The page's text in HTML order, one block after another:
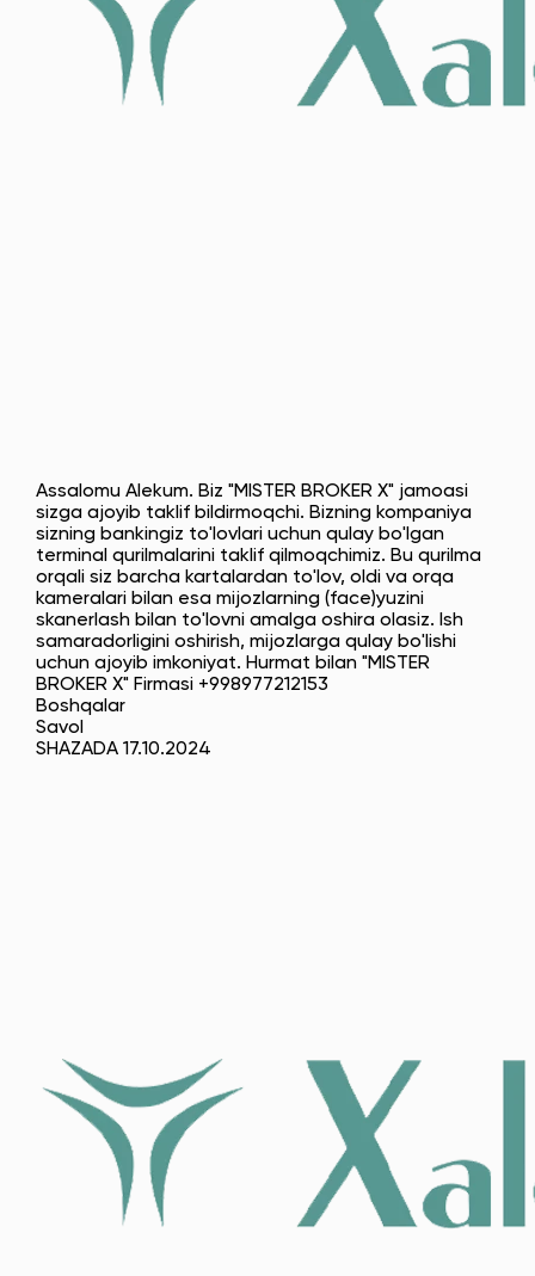
Assalomu Alekum. Biz "MISTER BROKER X" jamoasi
sizga ajoyib taklif bildirmoqchi. Bizning kompaniya
sizning bankingiz to'lovlari uchun qulay bo'lgan
terminal qurilmalarini taklif qilmoqchimiz. Bu qurilma
orqali siz barcha kartalardan to'lov, oldi va orqa
kameralari bilan esa mijozlarning (face)yuzini
skanerlash bilan to'lovni amalga oshira olasiz. Ish
samaradorligini oshirish, mijozlarga qulay bo'lishi
uchun ajoyib imkoniyat. Hurmat bilan "MISTER
BROKER X" Firmasi +998977212153
Boshqalar
Savol
SHAZADA 17.10.2024